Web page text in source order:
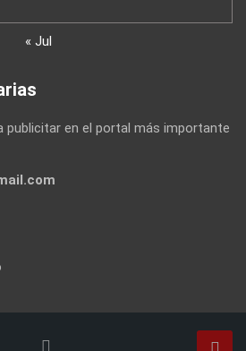
« Jul
publicitar en el portal más importante